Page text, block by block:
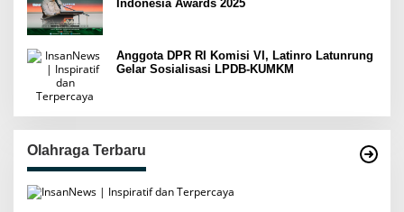
Indonesia Awards 2025
Anggota DPR RI Komisi VI, Latinro Latunrung
Gelar Sosialisasi LPDB-KUMKM
Olahraga Terbaru